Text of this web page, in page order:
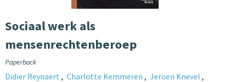
Sociaal werk als
mensenrechtenberoep
Paperback
Didier Reynaert Charlotte Kemmeren
Jeroen Knevel